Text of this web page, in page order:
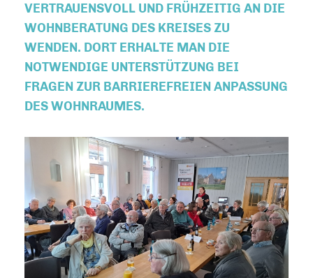
RTRAUENSVOLL UND FRÜHZEITIG AN DIE WO
HNBERATUNG DES KREISES ZU WE
NDEN. DORT ERHALTE MAN DIE NO
TWENDIGE UNTERSTÜTZUNG BEI FR
AGEN ZUR BARRIEREFREIEN ANPASSUNG DE
S WOHNRAUMES.